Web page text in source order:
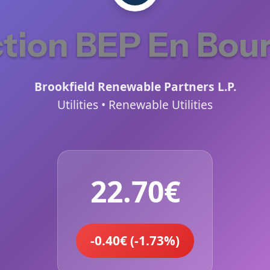
BEP En
Brookfield Renewable Partners L.P.
Utilities • Renewable Utilities
22.70€
-0.40€ (-1.73%)